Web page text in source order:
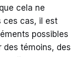
cela ne
ces cas, il est
possibles
des témoins, des